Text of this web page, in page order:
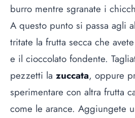
burro mentre sgranate i
A questo punto si passa agli
tritate la frutta secca che
e il cioccolato fondente.
pezzetti la zuccata, oppure
sperimentare con altra frutta
come le arance. Aggiungete